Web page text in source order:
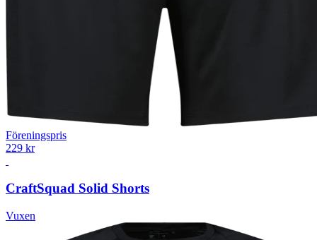
Föreningspris
229 kr
CraftSquad Solid Shorts
Vuxen